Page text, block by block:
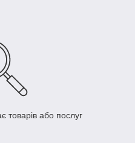
товарів або послуг